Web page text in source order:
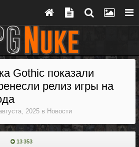
Gothic показали
релиз игры на
2025 в Новости
13 353